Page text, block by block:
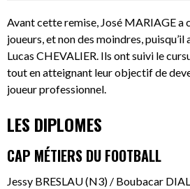
Avant cette remise, José MARIAGE a
joueurs, et non des moindres,
Lucas CHEVALIER. Ils ont suivi le
tout en atteignant leur objectif de
joueur professionnel.
LES DIPLOMES
CAP MÉTIERS DU FOOTBALL
Jessy BRESLAU (N3) / Boubacar